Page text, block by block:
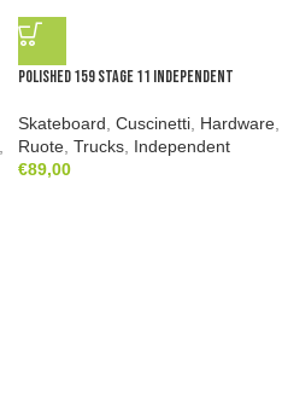
Polished 159 Stage 11 Independent
Skateboard Cuscinetti Hardware
Ruote Trucks Independent
€89,00